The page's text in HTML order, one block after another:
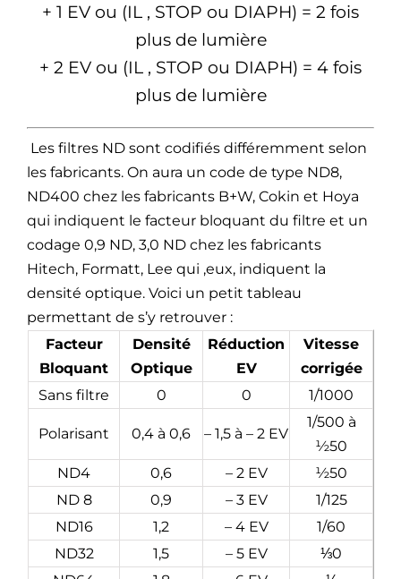
+ 1 EV ou (IL , STOP ou DIAPH) = 2 fois
plus de lumière
+ 2 EV ou (IL , STOP ou DIAPH) = 4 fois
plus de lumière
Les filtres ND sont codifiés différemment selon
les fabricants. On aura un code de type ND8,
ND400 chez les fabricants B+W, Cokin et Hoya
qui indiquent le facteur bloquant du filtre et un
codage 0,9 ND, 3,0 ND chez les fabricants
Hitech, Formatt, Lee qui ,eux, indiquent la
densité optique. Voici un petit tableau
permettant de s’y retrouver :
Facteur
Bloquant
Densité
Optique
Réduction
EV
Vitesse
corrigée
Sans filtre
0 0 1/1000
Polarisant 0,4 à 0,6 – 1,5 à – 2 EV
1/500 à
½50
ND4
0,6 – 2 EV
½50
ND 8
0,9 – 3 EV
1/125
ND16
1,2 – 4 EV
1/60
ND32
1,5 – 5 EV
⅓0